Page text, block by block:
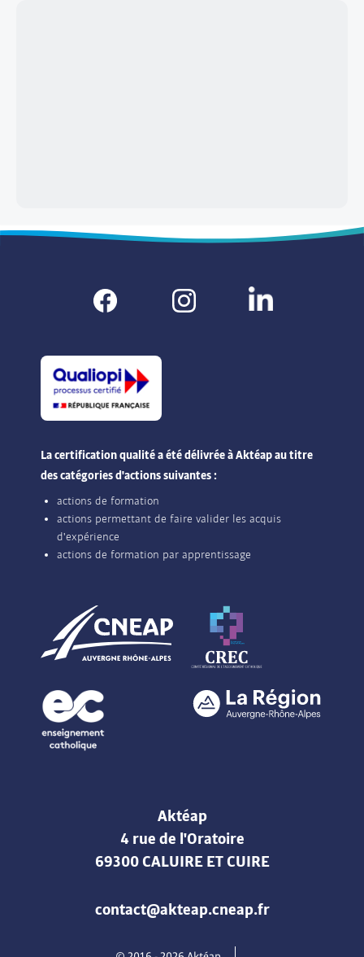
La certification qualité a été délivrée à Aktéap au titre
des catégories d'actions suivantes :
actions de formation
actions permettant de faire valider les acquis
d'expérience
actions de formation par apprentissage
Aktéap
4 rue de l'Oratoire
69300 CALUIRE ET CUIRE
contact@akteap.cneap.fr